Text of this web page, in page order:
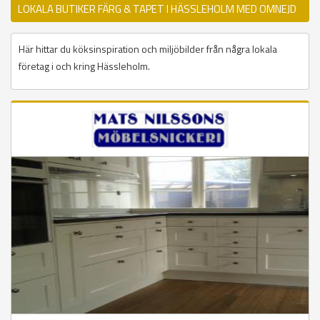
LOKALA BUTIKER FÄRG & TAPET I HÄSSLEHOLM MED OMNEJD
Här hittar du köksinspiration och miljöbilder från några lokala
företag i och kring Hässleholm.